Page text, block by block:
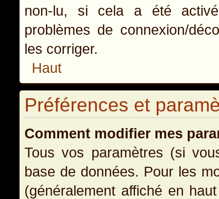
non-lu, si cela a été
problèmes de connexion/
les corriger.
Haut
Préférences et
Comment modifier mes
Tous vos paramètres (si
base de données. Pour les
(généralement affiché en